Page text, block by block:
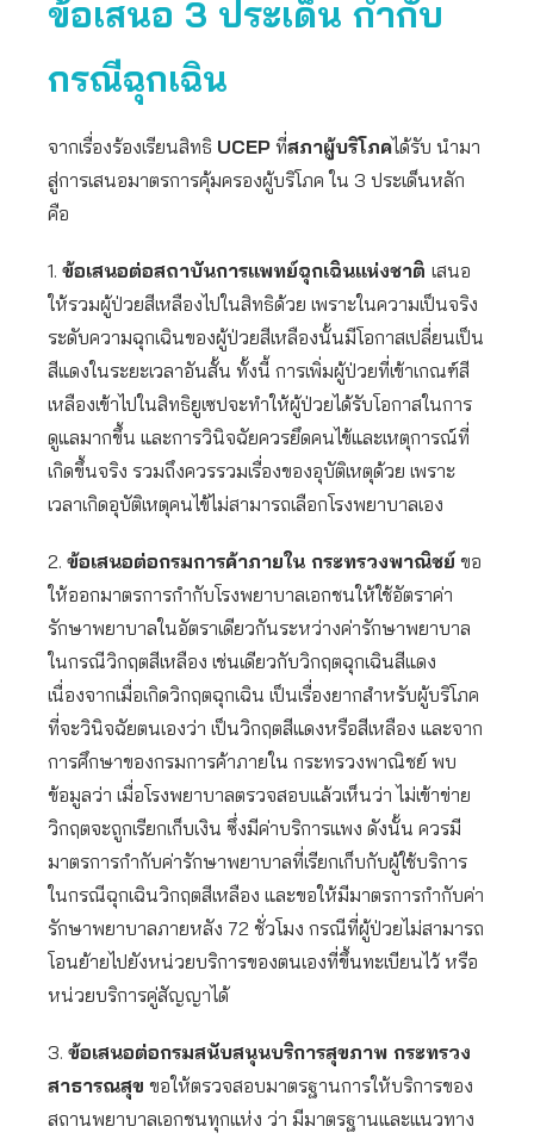
ข้อเสนอ 3 ประเด็น กำกับ
กรณีฉุกเฉิน
จากเรื่องร้องเรียนสิทธิ UCEP ที่สภาผู้บริโภคได้รับ นำมา
สู่การเสนอมาตรการคุ้มครองผู้บริโภค ใน 3 ประเด็นหลัก
คือ
1. ข้อเสนอต่อสถาบันการแพทย์ฉุกเฉินแห่งชาติ เสนอ
ให้รวมผู้ป่วยสีเหลืองไปในสิทธิด้วย เพราะในความเป็นจริง
ระดับความฉุกเฉินของผู้ป่วยสีเหลืองนั้นมีโอกาสเปลี่ยนเป็น
สีแดงในระยะเวลาอันสั้น ทั้งนี้ การเพิ่มผู้ป่วยที่เข้าเกณฑ์สี
เหลืองเข้าไปในสิทธิยูเซปจะทำให้ผู้ป่วยได้รับโอกาสในการ
ดูแลมากขึ้น และการวินิจฉัยควรยึดคนไข้และเหตุการณ์ที่
เกิดขึ้นจริง รวมถึงควรรวมเรื่องของอุบัติเหตุด้วย เพราะ
เวลาเกิดอุบัติเหตุคนไข้ไม่สามารถเลือกโรงพยาบาลเอง
2. ข้อเสนอต่อกรมการค้าภายใน กระทรวงพาณิชย์ ขอ
ให้ออกมาตรการกำกับโรงพยาบาลเอกชนให้ใช้อัตราค่า
รักษาพยาบาลในอัตราเดียวกันระหว่างค่ารักษาพยาบาล
ในกรณีวิกฤตสีเหลือง เช่นเดียวกับวิกฤตฉุกเฉินสีแดง
เนื่องจากเมื่อเกิดวิกฤตฉุกเฉิน เป็นเรื่องยากสำหรับผู้บริโภค
ที่จะวินิจฉัยตนเองว่า เป็นวิกฤตสีแดงหรือสีเหลือง และจาก
การศึกษาของกรมการค้าภายใน กระทรวงพาณิชย์ พบ
ข้อมูลว่า เมื่อโรงพยาบาลตรวจสอบแล้วเห็นว่า ไม่เข้าข่าย
วิกฤตจะถูกเรียกเก็บเงิน ซึ่งมีค่าบริการแพง ดังนั้น ควรมี
มาตรการกำกับค่ารักษาพยาบาลที่เรียกเก็บกับผู้ใช้บริการ
ในกรณีฉุกเฉินวิกฤตสีเหลือง และขอให้มีมาตรการกำกับค่า
รักษาพยาบาลภายหลัง 72 ชั่วโมง กรณีที่ผู้ป่วยไม่สามารถ
โอนย้ายไปยังหน่วยบริการของตนเองที่ขึ้นทะเบียนไว้ หรือ
หน่วยบริการคู่สัญญาได้
3. ข้อเสนอต่อกรมสนับสนุนบริการสุขภาพ กระทรวง
สาธารณสุข ขอให้ตรวจสอบมาตรฐานการให้บริการของ
สถานพยาบาลเอกชนทุกแห่ง ว่า มีมาตรฐานและแนวทาง